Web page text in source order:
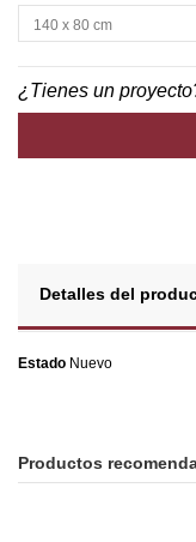
¿Tienes un
Detalles del
Estado Nuevo
Productos